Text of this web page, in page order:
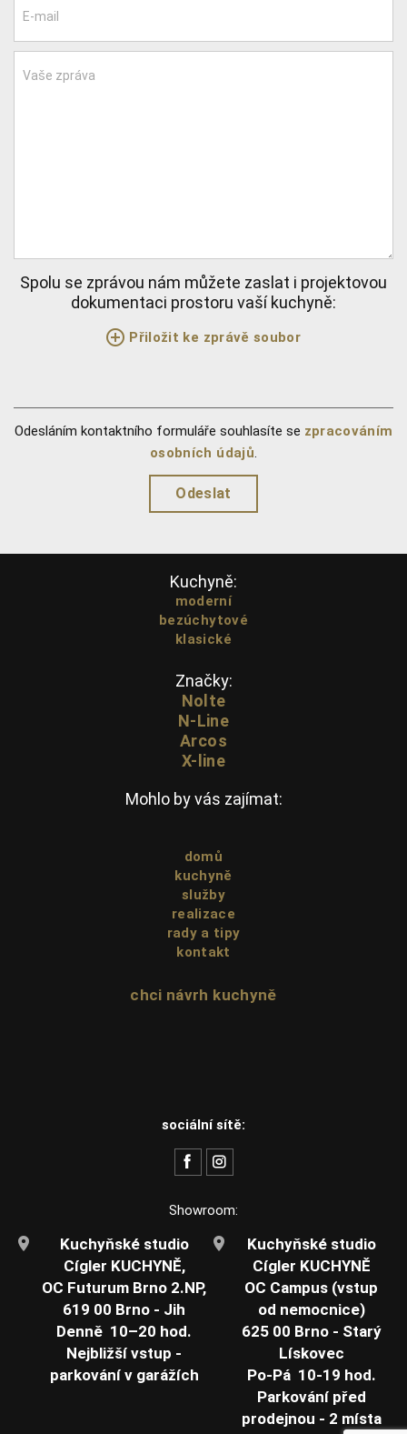
E-mail
Vaše zpráva
Spolu se zprávou nám můžete zaslat i projektovou
dokumentaci prostoru vaší kuchyně:
Přiložit ke zprávě soubor
Odesláním kontaktního formuláře souhlasíte se zpracováním
osobních údajů
Kuchyně:
moderní
bezúchytové
klasické
Značky:
Nolte
N-Line
Arcos
X-line
Mohlo by vás zajímat:
domů
kuchyně
služby
realizace
rady a tipy
kontakt
chci návrh kuchyně
sociální sítě:
Showroom:
Kuchyňské studio
Cígler KUCHYNĚ,
OC Futurum Brno 2.NP,
619 00 Brno - Jih
Denně 10–20 hod.
Nejbližší vstup -
parkování v garážích
Kuchyňské studio
Cígler KUCHYNĚ
OC Campus (vstup
od nemocnice)
625 00 Brno - Starý
Lískovec
Po-Pá 10-19 hod.
Parkování před
prodejnou - 2 místa